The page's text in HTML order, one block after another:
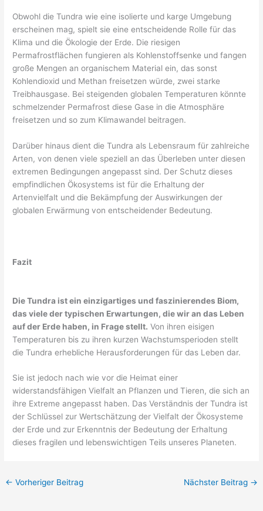
Obwohl die Tundra wie eine isolierte und karge Umgebung
erscheinen mag, spielt sie eine entscheidende Rolle für das
Klima und die Ökologie der Erde. Die riesigen
Permafrostflächen fungieren als Kohlenstoffsenke und fangen
große Mengen an organischem Material ein, das sonst
Kohlendioxid und Methan freisetzen würde, zwei starke
Treibhausgase. Bei steigenden globalen Temperaturen könnte
schmelzender Permafrost diese Gase in die Atmosphäre
freisetzen und so zum Klimawandel beitragen.
Darüber hinaus dient die Tundra als Lebensraum für zahlreiche
Arten, von denen viele speziell an das Überleben unter diesen
extremen Bedingungen angepasst sind. Der Schutz dieses
empfindlichen Ökosystems ist für die Erhaltung der
Artenvielfalt und die Bekämpfung der Auswirkungen der
globalen Erwärmung von entscheidender Bedeutung.
Fazit
Die Tundra ist ein einzigartiges und faszinierendes Biom,
das viele der typischen Erwartungen, die wir an das Leben
auf der Erde haben, in Frage stellt. Von ihren eisigen
Temperaturen bis zu ihren kurzen Wachstumsperioden stellt
die Tundra erhebliche Herausforderungen für das Leben dar.
Sie ist jedoch nach wie vor die Heimat einer
widerstandsfähigen Vielfalt an Pflanzen und Tieren, die sich an
ihre Extreme angepasst haben. Das Verständnis der Tundra ist
der Schlüssel zur Wertschätzung der Vielfalt der Ökosysteme
der Erde und zur Erkenntnis der Bedeutung der Erhaltung
dieses fragilen und lebenswichtigen Teils unseres Planeten.
← Vorheriger Beitrag Nächster Beitrag →